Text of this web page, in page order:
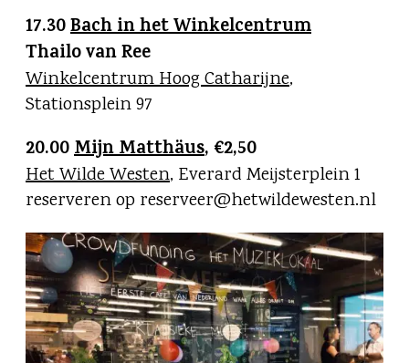
17.30Bach in het Winkelcentrum
Thailo van Ree
Winkelcentrum Hoog Catharijne,
Stationsplein 97
20.00Mijn Matthäus, €2,50
Het Wilde Westen, Everard Meijsterplein 1
reserveren op reserveer@hetwildewesten.nl